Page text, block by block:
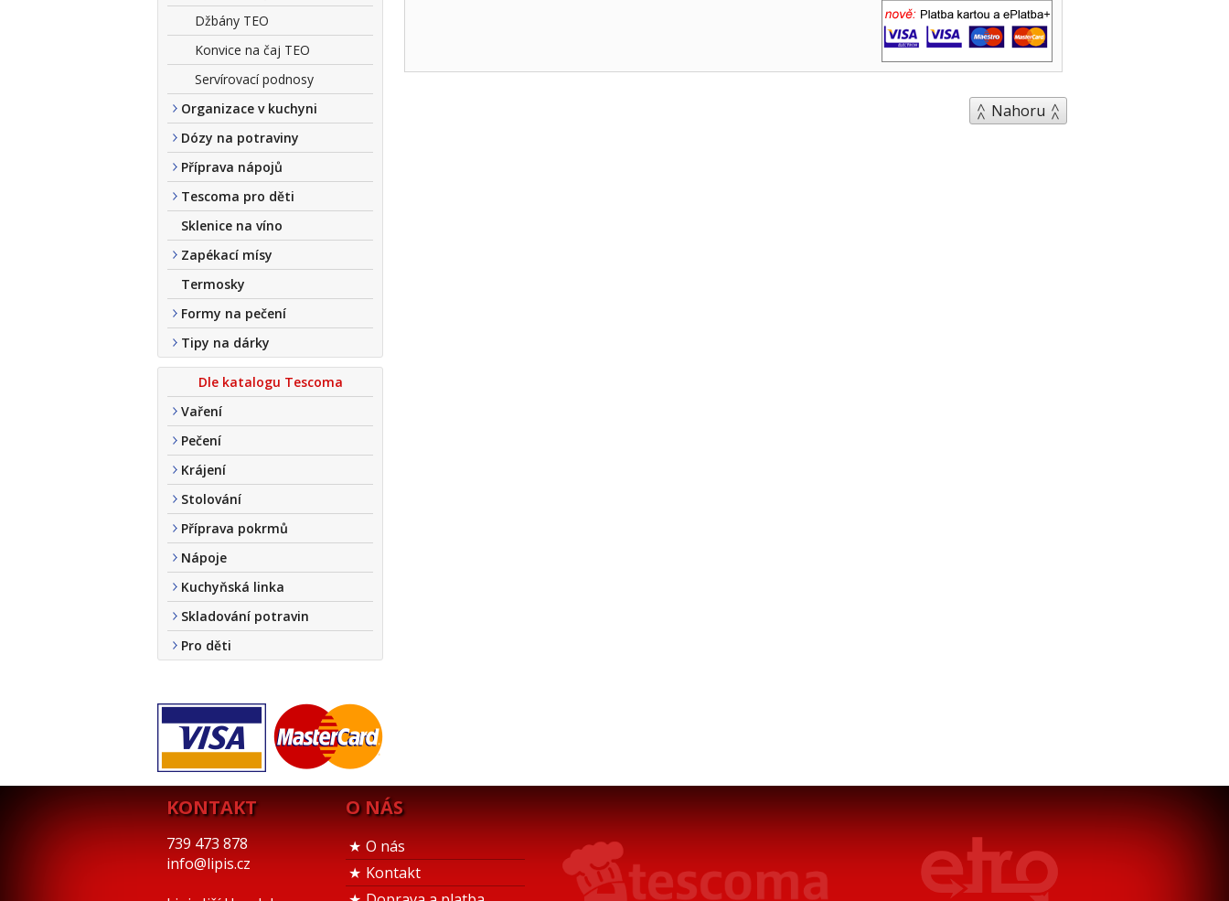
Džbány TEO
Konvice na čaj TEO
Servírovací podnosy
Organizace v kuchyni
Dózy na potraviny
Příprava nápojů
Tescoma pro děti
Sklenice na víno
Zapékací mísy
Termosky
Formy na pečení
Tipy na dárky
Dle katalogu Tescoma
Vaření
Pečení
Krájení
Stolování
Příprava pokrmů
Nápoje
Kuchyňská linka
Skladování potravin
Pro děti
Nahoru
KONTAKT
739 473 878
info@lipis.cz
O NÁS
O nás
Kontakt